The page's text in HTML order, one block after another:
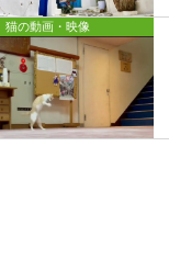
猫の動画・映像